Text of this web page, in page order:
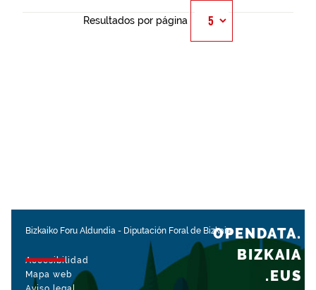
Resultados por página
Bizkaiko Foru Aldundia - Diputación Foral de Bizkaia
Accesibilidad
Mapa web
OPENDATA.
BIZKAIA
.EUS